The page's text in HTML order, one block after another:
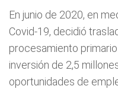
En junio de 2020, en
Covid-19, decidió
procesamiento
inversión de 2,5
oportunidades de